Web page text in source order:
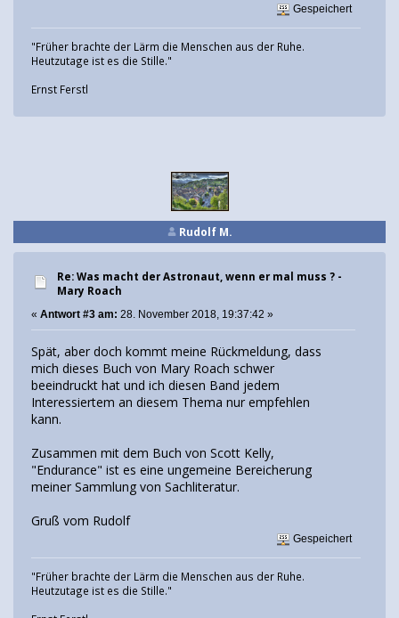
Gespeichert
"Früher brachte der Lärm die Menschen aus der Ruhe.
Heutzutage ist es die Stille."
Ernst Ferstl
Rudolf M.
Re: Was macht der Astronaut, wenn er mal muss ? -
Mary Roach
« Antwort #3 am: 28. November 2018, 19:37:42 »
Spät, aber doch kommt meine Rückmeldung, dass
mich dieses Buch von Mary Roach schwer
beeindruckt hat und ich diesen Band jedem
Interessiertem an diesem Thema nur empfehlen
kann.
Zusammen mit dem Buch von Scott Kelly,
"Endurance" ist es eine ungemeine Bereicherung
meiner Sammlung von Sachliteratur.
Gruß vom Rudolf
Gespeichert
"Früher brachte der Lärm die Menschen aus der Ruhe.
Heutzutage ist es die Stille."